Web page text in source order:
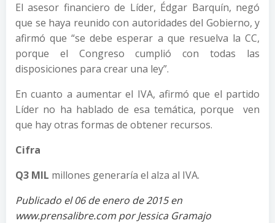
El asesor financiero de Líder, Édgar Barquín, negó
que se haya reunido con autoridades del Gobierno, y
afirmó que “se debe esperar a que resuelva la CC,
porque el Congreso cumplió con todas las
disposiciones para crear una ley”.
En cuanto a aumentar el IVA, afirmó que el partido
Líder no ha hablado de esa temática, porque ven
que hay otras formas de obtener recursos.
Cifra
Q3 MIL millones generaría el alza al IVA.
Publicado el 06 de enero de 2015 en
www.prensalibre.com por Jessica Gramajo